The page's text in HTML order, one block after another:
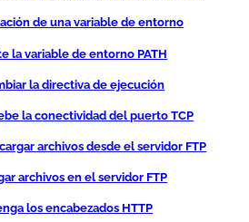
de una variable de entorno
la variable de entorno PATH
la directiva de ejecución
la conectividad del puerto TCP
archivos desde el servidor FTP
archivos en el servidor FTP
los encabezados HTTP